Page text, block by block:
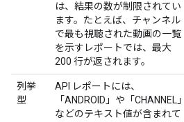
は、結果の数が制限されてい
ます。たとえば、チャンネル
で最も視聴された動画の一覧
を示すレポートでは、最大
200 行が返されます。
列挙
型
API レポートには、
「ANDROID」や「CHANNEL」
などのテキスト値が含まれて